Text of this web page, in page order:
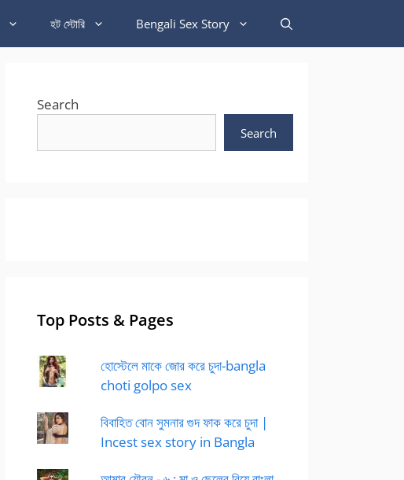
হট স্টোরি Bengali Sex Story
Search
Search
Top Posts & Pages
হোস্টেলে মাকে জোর করে চুদা-bangla
choti golpo sex
বিবাহিত বোন সুমনার গুদ ফাক করে চুদা |
Incest sex story in Bangla